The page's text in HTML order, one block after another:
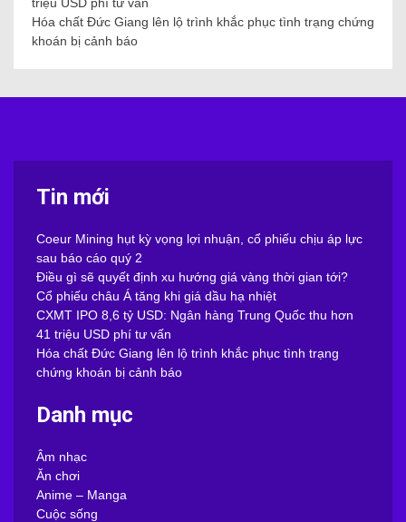
Hóa chất Đức Giang lên lộ trình khắc phục tình trạng chứng
khoán bị cảnh báo
Tin mới
Coeur Mining hụt kỳ vọng lợi nhuận, cổ phiếu chịu áp lực
sau báo cáo quý 2
Điều gì sẽ quyết định xu hướng giá vàng thời gian tới?
Cổ phiếu châu Á tăng khi giá dầu hạ nhiệt
CXMT IPO 8,6 tỷ USD: Ngân hàng Trung Quốc thu hơn
41 triệu USD phí tư vấn
Hóa chất Đức Giang lên lộ trình khắc phục tình trạng
chứng khoán bị cảnh báo
Danh mục
Âm nhạc
Ăn chơi
Anime – Manga
Cuộc sống